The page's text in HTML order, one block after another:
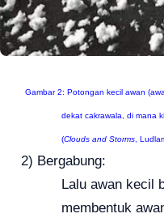
Gambar 2: Potongan kecil awan
dekat cakrawala, di mana
(Clouds and Storms ,
2) Bergabung:
Lalu awan kecil
membentuk